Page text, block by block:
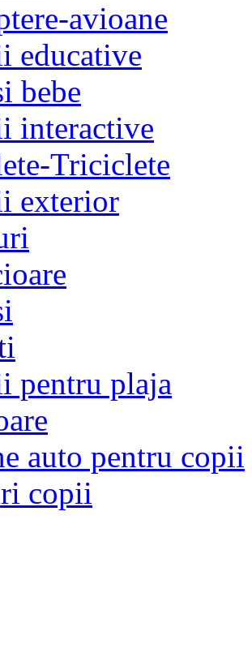
avioane
educative
bebe
interactive
Triciclete
exterior
pentru plaja
auto pentru copii
copii